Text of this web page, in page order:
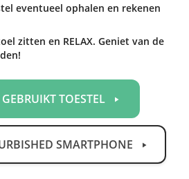
eventueel ophalen en rekenen
zitten en RELAX. Geniet van de
TOESTEL
SMARTPHONE